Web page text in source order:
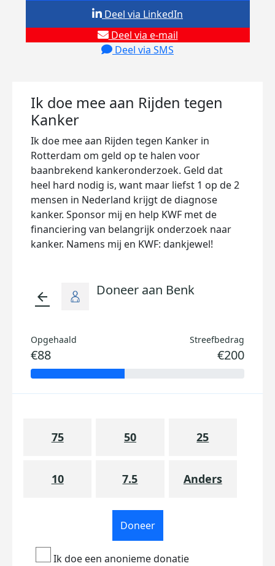
Deel via e-mail
Deel via SMS
Deel via LinkedIn
Ik doe mee aan Rijden tegen
Kanker
Ik doe mee aan Rijden tegen Kanker in
Rotterdam om geld op te halen voor
baanbrekend kankeronderzoek. Geld dat
heel hard nodig is, want maar liefst 1 op de 2
mensen in Nederland krijgt de diagnose
kanker. Sponsor mij en help KWF met de
financiering van belangrijk onderzoek naar
kanker. Namens mij en KWF: dankjewel!
arrow_back Doneer aan Benk
Opgehaald
€88
Streefbedrag
€200
75 50 25
10 7.5 Anders
Doneer
Ik doe een anonieme donatie